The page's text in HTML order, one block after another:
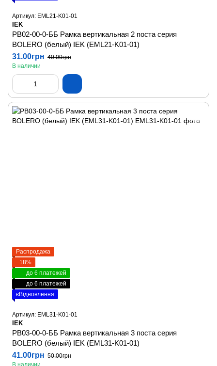
Артикул: EML21-K01-01
IEK
РВ02-00-0-ББ Рамка вертикальная 2 поста серия
BOLERO (белый) IEK (EML21-K01-01)
31.00грн 40.00грн
В наличии
Распродажа
−18%
до 6 платежей
до 6 платежей
єВідновлення
Артикул: EML31-K01-01
IEK
РВ03-00-0-ББ Рамка вертикальная 3 поста серия
BOLERO (белый) IEK (EML31-K01-01)
41.00грн 50.00грн
В наличии